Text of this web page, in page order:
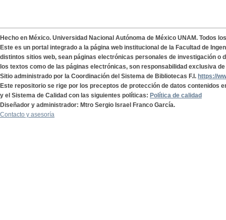
Hecho en México. Universidad Nacional Autónoma de México UNAM. Todos
Este es un portal integrado a la página web institucional de la Facultad de
distintos sitios web, sean páginas electrónicas personales de investigación o
los textos como de las páginas electrónicas, son responsabilidad exclusiva
Sitio administrado por la Coordinación del Sistema de Bibliotecas F.I. https://
Este repositorio se rige por los preceptos de protección de datos contenidos
y el Sistema de Calidad con las siguientes políticas: Política de calidad
Diseñador y administrador: Mtro Sergio Israel Franco García.
Contacto y asesoría